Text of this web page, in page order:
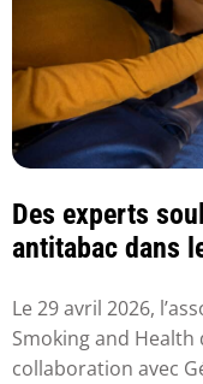
Des experts
antitabac dans
Le 29 avril 2026,
Smoking and Health
collaboration avec